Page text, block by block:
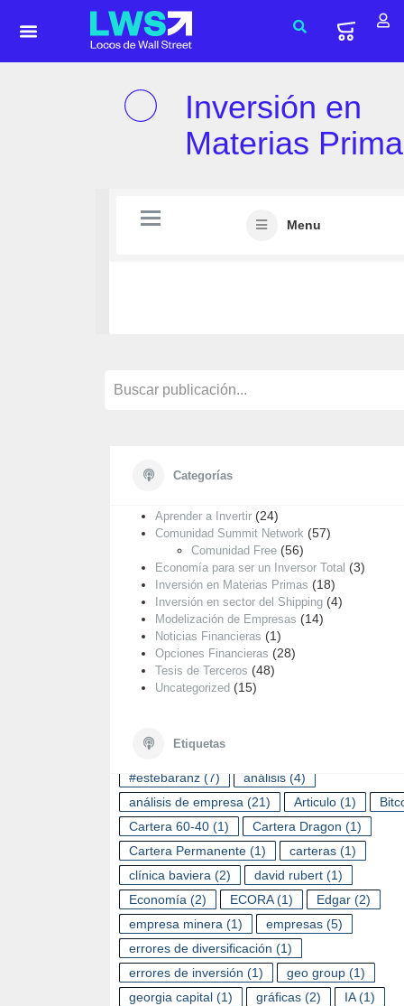
Inversión en
Materias
Menu
Categorías
Categorías
Aprender a Invertir (24)
Comunidad Summit Network (57)
Comunidad Free (56)
Economía para ser un Inversor Total (3)
Inversión en Materias Primas (18)
Inversión en sector del Shipping (4)
Modelización de Empresas (14)
Noticias Financieras (1)
Opciones Financieras (28)
Tesis de Terceros (48)
Uncategorized (15)
Etiquetas
ETIQUETAS
#estebaranz (7) análisis (4)
análisis de empresa (21) Articulo (1)
Cartera 60-40 (1) Cartera Dragon (1)
Cartera Permanente (1) carteras (1)
clínica baviera (2) david rubert (1)
Economía (2) ECORA(1) Edgar (2)
empresa minera (1) empresas (5)
errores de diversificación (1)
errores de inversión (1) geo group (1)
georgia capital (1) gráficas (2) IA(1)